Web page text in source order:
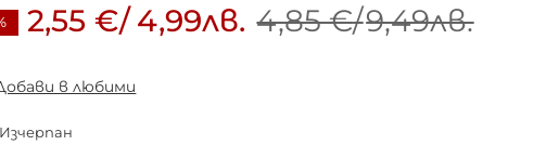
2,55 €/4,99лв. 4,85 €/9,49лв.
в любими
Изчерпан